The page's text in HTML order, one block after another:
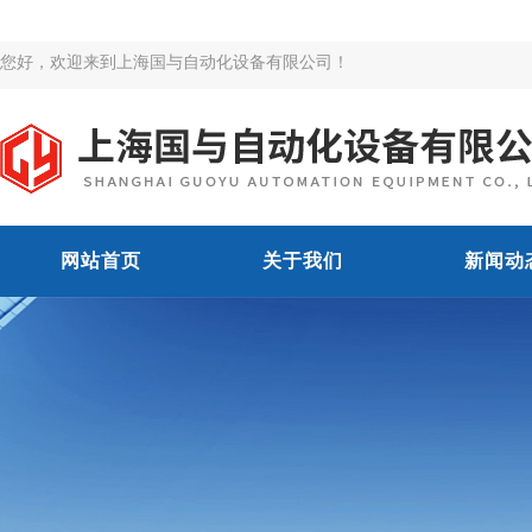
您好，欢迎来到上海国与自动化设备有限公司！
网站首页 关于我们 新闻动